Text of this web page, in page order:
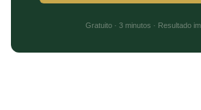
Gratuito · 3 minutos · Resultado